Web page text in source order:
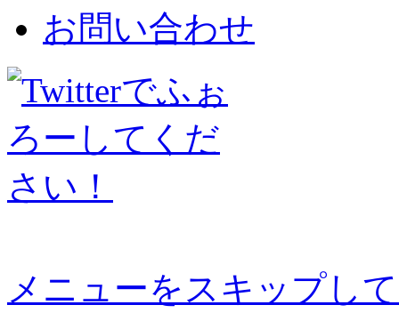
お問い合わせ
メニューをスキップし